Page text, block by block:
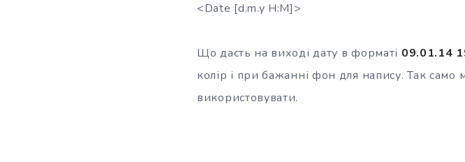
<Date [d.m.y H:M]>
Що дасть на виході дату в форматі 09.01.14
колір і при бажанні фон для напису. Так
використовувати.